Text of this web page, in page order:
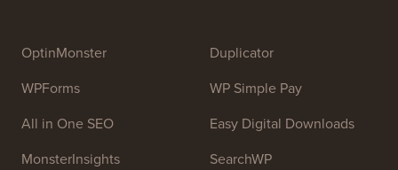
OptinMonster
WPForms
All in One SEO
MonsterInsights
Duplicator
WP Simple Pay
Easy Digital Downloads
SearchWP